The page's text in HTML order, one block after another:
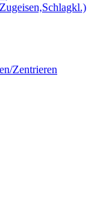
Zentrieren